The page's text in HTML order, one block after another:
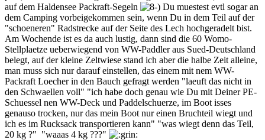
auf dem Haldensee Packraft-Segeln
Du muestest evtl sogar an
dem Camping vorbeigekommen sein, wenn Du in dem Teil auf der
"schoeneren" Radstrecke auf der Seite des Lech hochgeradelt bist.
Am Wochende ist es da auch lustig, dann sind die 60 Womo-
Stellplaetze ueberwiegend von WW-Paddler aus Sued-Deutschland
belegt, auf der kleine Zeltwiese stand ich aber die halbe Zeit alleine,
man muss sich nur darauf einstellen, das einem mit nem WW-
Packraft Loecher in den Bauch gefragt werden "laeuft das nicht in
den Schwaellen voll" "ich habe doch genau wie Du mit Deiner PE-
Schuessel nen WW-Deck und Paddelschuerze, im Boot isses
genauso trocken, nur das mein Boot nur einen Bruchteil wiegt und
ich es im Rucksack transportieren kann" "was wiegt denn das Teil,
20 kg ?" "waaas 4 kg ???"